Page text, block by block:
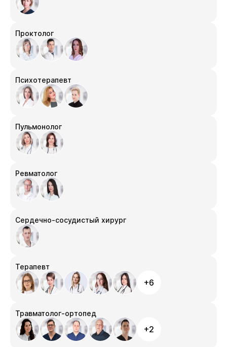
Проктолог
Психотерапевт
Пульмонолог
Ревматолог
Сердечно-сосудистый хирург
Терапевт
+6
Травматолог-ортопед
+2